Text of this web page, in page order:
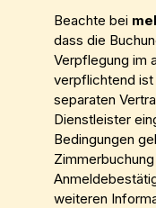
Beachte bei
dass die
Verpflegung im
verpflichtend ist
separaten
Dienstleister
Bedingungen
weiteren